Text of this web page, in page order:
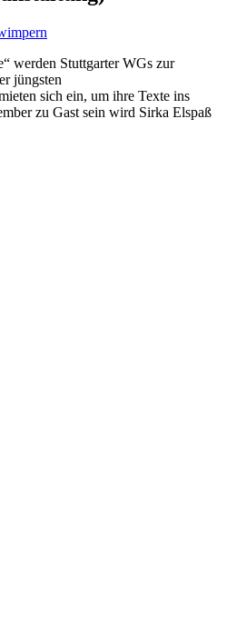
werden Stuttgarter WGs zur
jüngsten
sich ein, um ihre Texte ins
zu Gast sein wird Sirka Elspaß